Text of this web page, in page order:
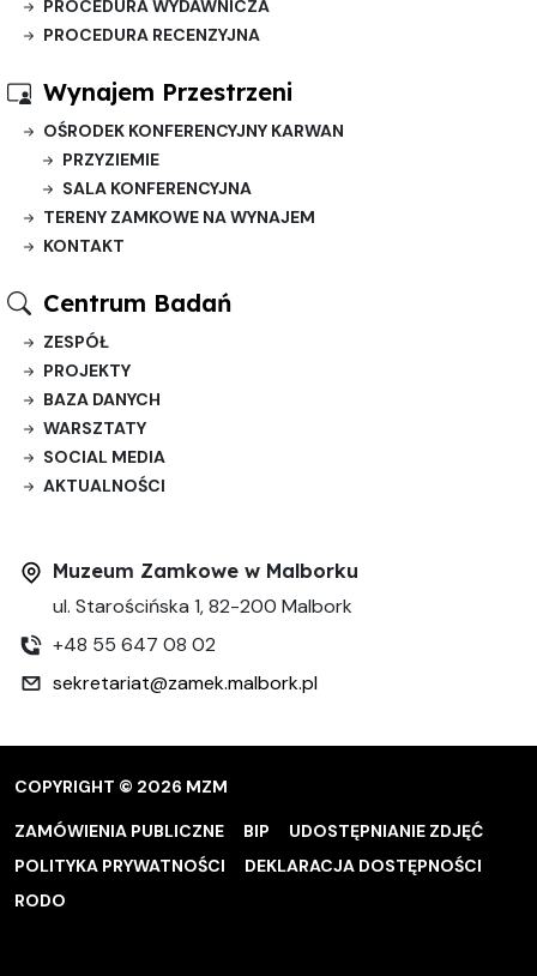
PROCEDURA WYDAWNICZA
PROCEDURA RECENZYJNA
Wynajem Przestrzeni
OŚRODEK KONFERENCYJNY KARWAN
PRZYZIEMIE
SALA KONFERENCYJNA
TERENY ZAMKOWE NA WYNAJEM
KONTAKT
Centrum Badań
ZESPÓŁ
PROJEKTY
BAZA DANYCH
WARSZTATY
SOCIAL MEDIA
AKTUALNOŚCI
Muzeum Zamkowe w Malborku
ul. Starościńska 1, 82-200 Malbork
+48 55 647 08 02
sekretariat@zamek.malbork.pl
COPYRIGHT © 2026 MZM
ZAMÓWIENIA PUBLICZNE BIP
UDOSTĘPNIANIE ZDJĘĆ
POLITYKA PRYWATNOŚCI
DEKLARACJA DOSTĘPNOŚCI
RODO